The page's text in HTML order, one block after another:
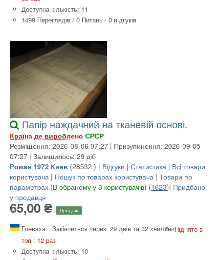
Доступна кількість: 11
1499 Переглядів / 0 Питань / 0 відгуків
Папір наждачний на тканевій основі.
Країна де вироблено СРСР
Розміщення: 2026-08-06 07:27 | Призупинення: 2026-09-05
07:27 | Залишилось: 29 діб
Роман 1972 Киев (28532 ) | Відгуки | Статистика | Всі товари
користувача | Пошук по товарах користувача | Товари по
параметрах (В обраному у 3 користувачів) (1623)| Придбано
у продавця
65,00 ₴ Продаж
Глеваха. Закінчиться через: 29 днів та 32 хвилиниПіднято в
топ : 12 раз
Доступна кількість: 10